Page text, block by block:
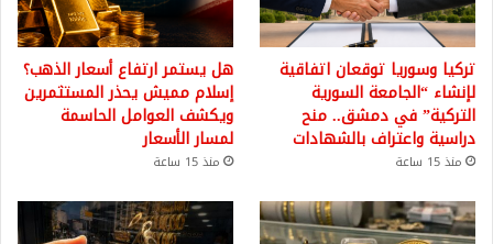
تركيا وسوريا توقعان اتفاقية
لإنشاء “الجامعة السورية
التركية” في دمشق.. منح
دراسية واعتراف بالشهادات
منذ 15 ساعة
هل يستمر ارتفاع أسعار الذهب؟
إسلام مميش يحذر المستثمرين
ويكشف العوامل الحاسمة
لمسار الأسعار
منذ 15 ساعة